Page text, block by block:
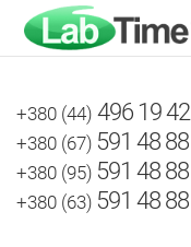
+380 (44) 496 19 42
+380 (67) 591 48 88
+380 (95) 591 48 88
+380 (63) 591 48 88